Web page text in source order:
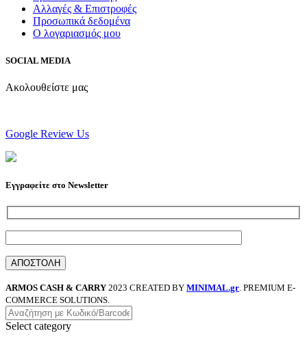
Αλλαγές & Επιστροφές
Προσωπικά δεδομένα
Ο λογαριασμός μου
SOCIAL MEDIA
Ακολουθείστε μας
Google Review Us
Εγγραφείτε στο Newsletter
ARMOS CASH & CARRY 2023 CREATED BY MINIMAL.gr . PREMIUM E-
COMMERCE SOLUTIONS.
Select category